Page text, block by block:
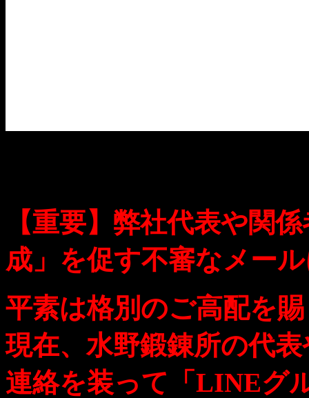
【重要】弊社代表や関
成」を促す不審なメー
平素は格別のご高配を
現在、水野鍛錬所の代
連絡を装って「LINEグ